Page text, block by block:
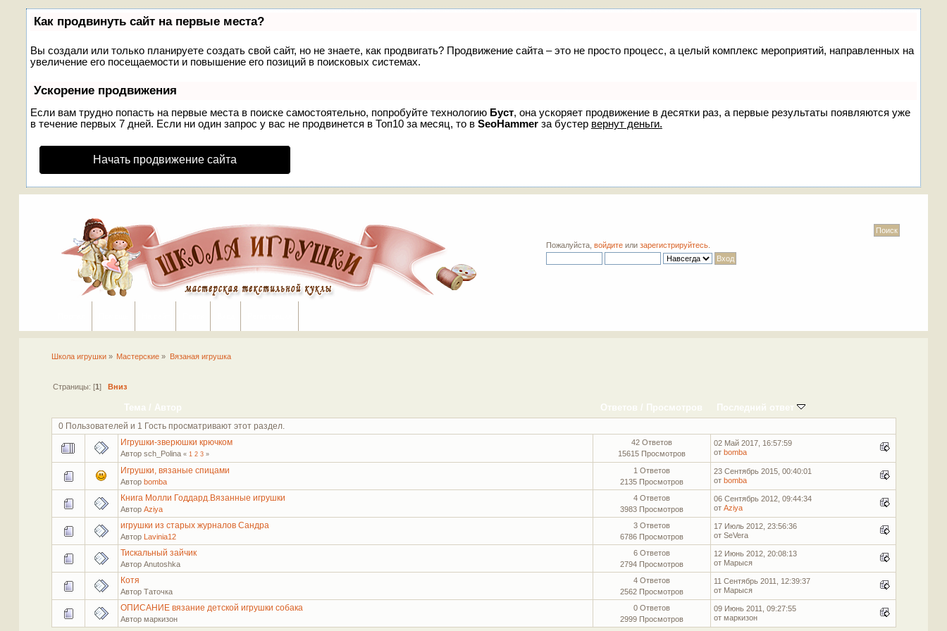
Как продвинуть сайт на первые места?
Вы создали или только планируете создать свой сайт, но не знаете, как продвигать? Продвижение сайта – это не просто процесс, а целый комплекс мероприятий, направленных на
увеличение его посещаемости и повышение его позиций в поисковых системах.
Ускорение продвижения
Если вам трудно попасть на первые места в поиске самостоятельно, попробуйте технологию Буст, она ускоряет продвижение в десятки раз, а первые результаты появляются уже
в течение первых 7 дней. Если ни один запрос у вас не продвинется в Топ10 за месяц, то в SeoHammerза бустер вернут деньги.
Начать продвижение сайта
Пожалуйста,войдите илизарегистрируйтесь
Школа игрушки » Мастерские » Вязаная игрушка
Страницы: [1]Вниз
Тема / Автор Ответов / Просмотров Последний ответ
0 Пользователей и 1 Гость просматривают этот раздел.
Игрушки-зверюшки крючком
Автор sch_Polina « 1 2 3»
42 Ответов
15615 Просмотров
02 Май 2017, 16:57:59
от bomba
Игрушки, вязаные спицами
Автор bomba
1 Ответов
2135 Просмотров
23 Сентябрь 2015, 00:40:01
от bomba
Книга Молли Годдард.Вязанные игрушки
Автор Aziya
4 Ответов
3983 Просмотров
06 Сентябрь 2012, 09:44:34
от Aziya
игрушки из старых журналов Сандра
Автор Lavinia12
3 Ответов
6786 Просмотров
17 Июль 2012, 23:56:36
от SeVera
Тискальный зайчик
Автор Anutoshka
6 Ответов
2794 Просмотров
12 Июнь 2012, 20:08:13
от Марыся
Котя
Автор Таточка
4 Ответов
2562 Просмотров
11 Сентябрь 2011, 12:39:37
от Марыся
ОПИСАНИЕ вязание детской игрушки собака
Автор маркизон
0 Ответов
2999 Просмотров
09 Июнь 2011, 09:27:55
от маркизон